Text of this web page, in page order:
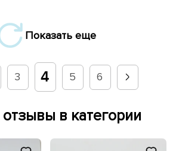
Показать еще
3 4 5 6
в категории